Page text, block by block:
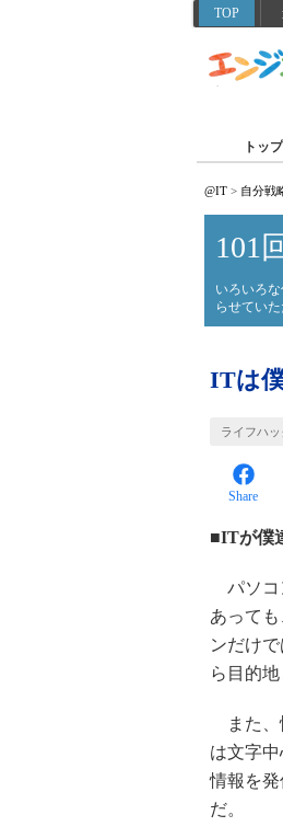
TOP
トップ
@IT > 自分戦
101
いろいろ
らせていた
ITは
ライフハッ
Share
■ITが僕
パソコ
あって
ンだけ
ら目的
また、
は文字
情報を
だ。